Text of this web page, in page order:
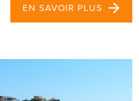
EN SAVOIR PLUS